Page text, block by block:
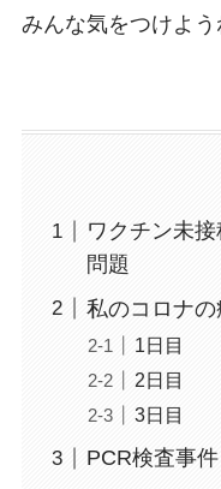
みんな気をつけよう
ワクチン未
問題
私のコロナの
1日目
2日目
3日目
PCR検査事件